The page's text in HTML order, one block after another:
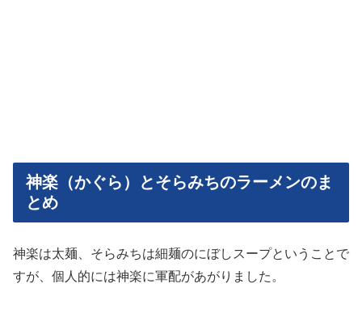
神楽（かぐら）とそらみちのラーメンのま
とめ
神楽は太麺、そらみちは細麺のにぼしスープということで
すが、個人的には神楽に軍配があがりました。